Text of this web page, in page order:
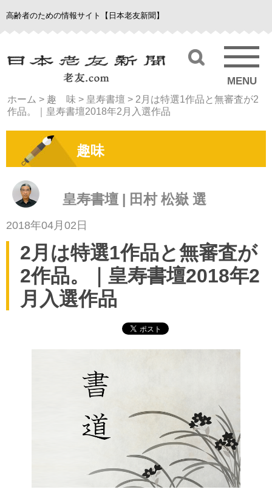
高齢者のための情報サイト【日本老友新聞】
MENU
ホーム > 趣 味 > 皇寿書壇 > 2月は特選1作品と無審査が2
作品。｜皇寿書壇2018年2月入選作品
趣味
皇寿書壇 | 田村 松嶽 選
2018年04月02日
2月は特選1作品と無審査が
2作品。｜皇寿書壇2018年2
月入選作品